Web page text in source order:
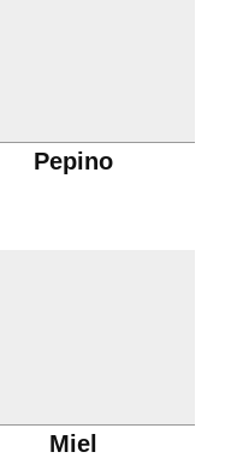
Pepino
Miel